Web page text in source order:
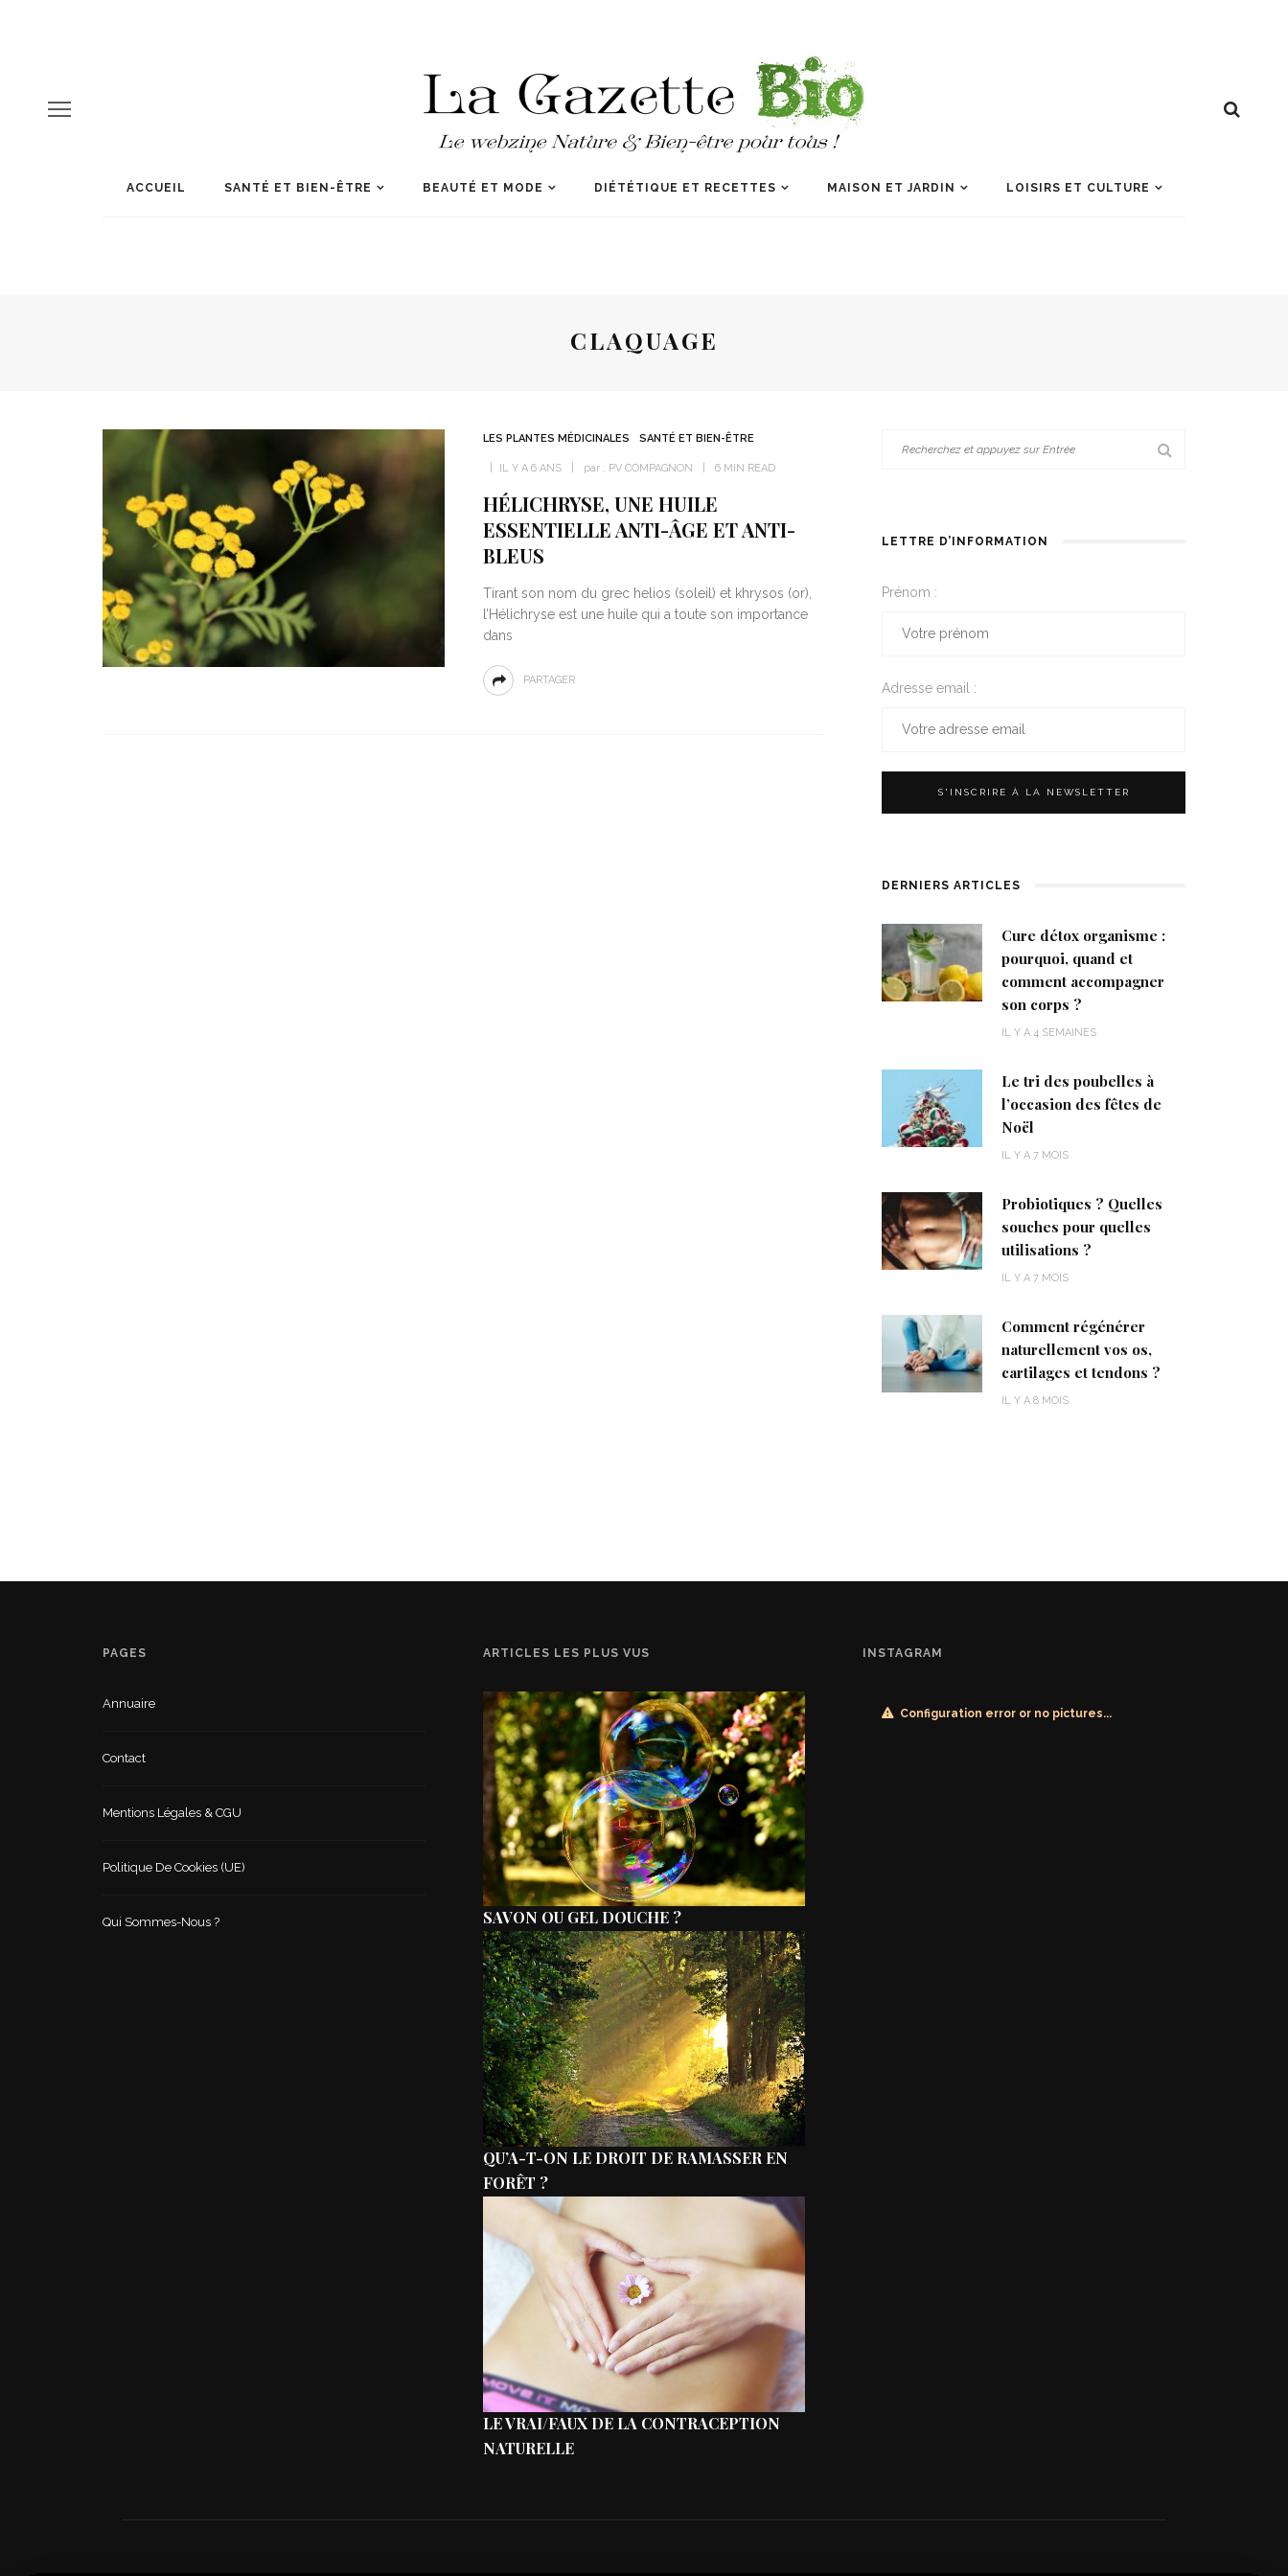
ACCUEIL SANTÉ ET BIEN-ÊTRE BEAUTÉ ET MODE DIÉTÉTIQUE ET RECETTES MAISON ET JARDIN LOISIRS ET CULTURE
CLAQUAGE
LES PLANTES MÉDICINALES SANTÉ ET BIEN-ÊTRE
IL Y A 6 ANS par : PV COMPAGNON 6 MIN READ
HÉLICHRYSE, UNE HUILE
ESSENTIELLE ANTI-ÂGE ET ANTI-
BLEUS
Tirant son nom du grec helios (soleil) et khrysos (or),
l’Hélichryse est une huile qui a toute son importance
dans
PARTAGER
LETTRE D’INFORMATION
Prénom :
Adresse email :
DERNIERS ARTICLES
Cure détox organisme :
pourquoi, quand et
comment accompagner
son corps ?
IL Y A 4 SEMAINES
Le tri des poubelles à
l’occasion des fêtes de
Noël
IL Y A 7 MOIS
Probiotiques ? Quelles
souches pour quelles
utilisations ?
IL Y A 7 MOIS
Comment régénérer
naturellement vos os,
cartilages et tendons ?
IL Y A 8 MOIS
PAGES
Annuaire
Contact
Mentions Légales & CGU
Politique De Cookies (UE)
Qui Sommes-Nous ?
ARTICLES LES PLUS VUS
SAVON OU GEL DOUCHE ?
QU’A-T-ON LE DROIT DE RAMASSER EN
FORÊT ?
LE VRAI/FAUX DE LA CONTRACEPTION
NATURELLE
INSTAGRAM
Configuration error or no pictures...